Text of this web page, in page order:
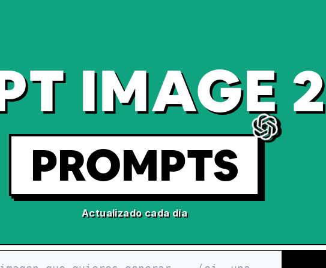
IMAGE 2
PROMPTS
Actualizado cada día